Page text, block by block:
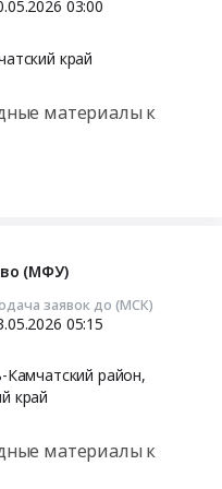
03:00
край
материалы к
(МФУ)
заявок до (МСК)
05:15
Камчатский район,
край
материалы к